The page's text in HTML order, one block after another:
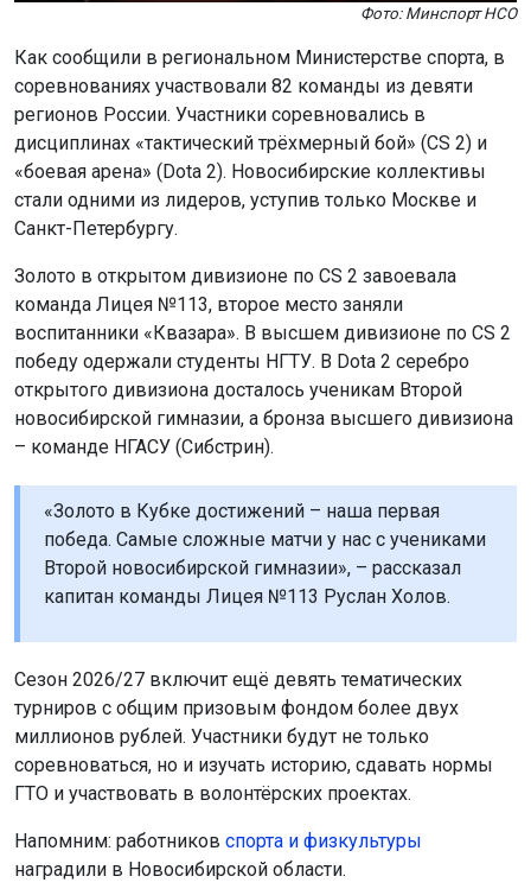
Фото: Минспорт НСО
Как сообщили в региональном Министерстве спорта, в
соревнованиях участвовали 82 команды из девяти
регионов России. Участники соревновались в
дисциплинах «тактический трёхмерный бой» (CS 2) и
«боевая арена» (Dota 2). Новосибирские коллективы
стали одними из лидеров, уступив только Москве и
Санкт-Петербургу.
Золото в открытом дивизионе по CS 2 завоевала
команда Лицея №113, второе место заняли
воспитанники «Квазара». В высшем дивизионе по CS 2
победу одержали студенты НГТУ. В Dota 2 серебро
открытого дивизиона досталось ученикам Второй
новосибирской гимназии, а бронза высшего дивизиона
– команде НГАСУ (Сибстрин).
«Золото в Кубке достижений – наша первая
победа. Самые сложные матчи у нас с учениками
Второй новосибирской гимназии», – рассказал
капитан команды Лицея №113 Руслан Холов.
Сезон 2026/27 включит ещё девять тематических
турниров с общим призовым фондом более двух
миллионов рублей. Участники будут не только
соревноваться, но и изучать историю, сдавать нормы
ГТО и участвовать в волонтёрских проектах.
Напомним: работников спорта и физкультуры
наградили в Новосибирской области.